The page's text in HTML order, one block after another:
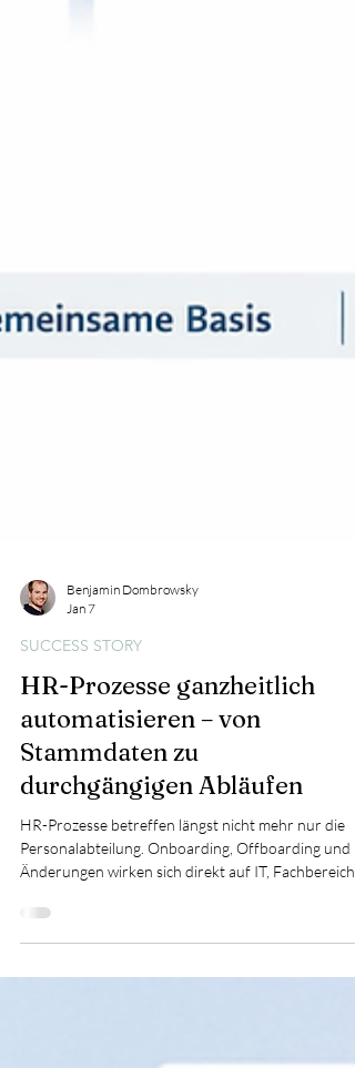
Jan 7
SUCCESS STORY
HR-Prozesse ganzheitlich
automatisieren – von
Stammdaten zu
durchgängigen Abläufen
HR-Prozesse betreffen längst nicht mehr nur die
Änderungen wirken sich direkt auf IT, Fachbereiche
und Management aus. In einem Projekt mit einem